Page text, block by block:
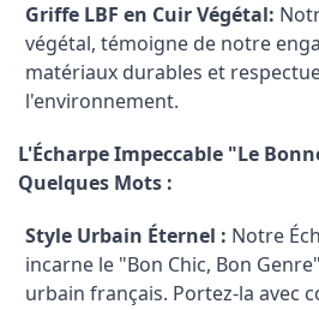
Griffe LBF en Cuir Végétal:
végétal, témoigne de notre
matériaux durables et
l'environnement.
L'Écharpe Impeccable "Le
Quelques Mots :
Style Urbain Éternel : Notre
incarne le "Bon Chic, Bon
urbain français. Portez-la avec